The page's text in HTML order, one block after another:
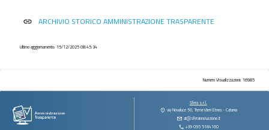
contributi
vantaggi
immobili
e
link ARCHIVIO STORICO AMMINISTRAZIONE TRASPARENTE
Ultimo aggiornamento: 15/12/2025 08:45:34
Numero Visualizzazioni: 16985
Sfera s.r.l.
via Novaluce 50, Tremestieri Etneo - Catania
at@sferainnovazione.it
+39 095 5184160